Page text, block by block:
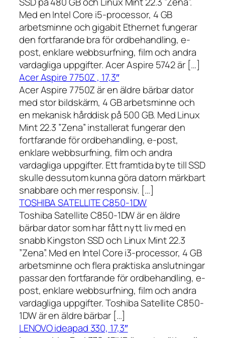
Med en Intel Core i5-processor, 4 GB
arbetsminne och gigabit Ethernet fungerar
den fortfarande bra för ordbehandling, e-
post, enklare webbsurfning, film och andra
vardagliga uppgifter. Acer Aspire 5742 är […]
Acer Aspire 7750Z , 17,3″
Acer Aspire 7750Z är en äldre bärbar dator
med stor bildskärm, 4 GB arbetsminne och
en mekanisk hårddisk på 500 GB. Med Linux
Mint 22.3 ”Zena” installerat fungerar den
fortfarande för ordbehandling, e-post,
enklare webbsurfning, film och andra
vardagliga uppgifter. Ett framtida byte till SSD
skulle dessutom kunna göra datorn märkbart
snabbare och mer responsiv. […]
TOSHIBA SATELLITE C850-1DW
Toshiba Satellite C850-1DW är en äldre
bärbar dator som har fått nytt liv med en
snabb Kingston SSD och Linux Mint 22.3
”Zena”. Med en Intel Core i3-processor, 4 GB
arbetsminne och flera praktiska anslutningar
passar den fortfarande för ordbehandling, e-
post, enklare webbsurfning, film och andra
vardagliga uppgifter. Toshiba Satellite C850-
1DW är en äldre bärbar […]
LENOVO ideapad 330, 17,3″